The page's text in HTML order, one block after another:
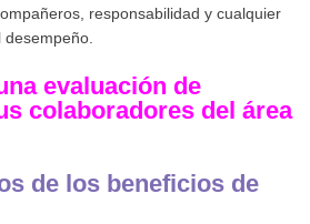
responsabilidad y cualquier
evaluación de
colaboradores del área
de los beneficios de